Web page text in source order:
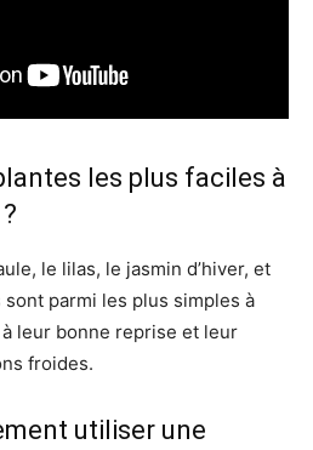
les plus faciles à
le lilas, le jasmin d’hiver, et
parmi les plus simples à
leur bonne reprise et leur
froides.
utiliser une